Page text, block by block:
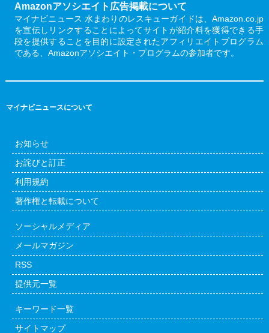
Amazonアソシエイト広告掲載について
マイナビニュース 水まわりのレスキューガイドは、Amazon.co.jp
を宣伝しリンクすることによってサイトが紹介料を獲得できる手
段を提供することを目的に設定されたアフィリエイトプログラム
である、Amazonアソシエイト・プログラムの参加者です。
マイナビニュースについて
お知らせ
お詫びと訂正
利用規約
著作権と転載について
ソーシャルメディア
メールマガジン
RSS
提供元一覧
キーワード一覧
サイトマップ